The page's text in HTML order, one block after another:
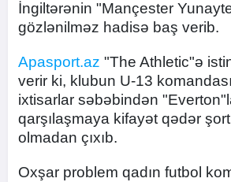
İngiltərənin "Mançester
gözlənilməz hadisə baş verib.
Apasport.az "The Athletic"ə
verir ki, klubun U-13
ixtisarlar səbəbindən
qarşılaşmaya kifayət qədər
olmadan çıxıb.
Oxşar problem qadın futbol